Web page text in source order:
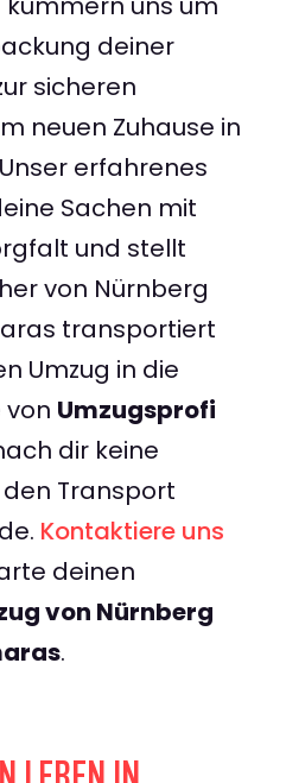
deiner
sicheren
neuen Zuhause in
erfahrenes
Sachen mit
und stellt
von Nürnberg
transportiert
Umzug in die
Umzugsprofi
dir keine
Transport
Kontaktiere uns
deinen
von Nürnberg
.